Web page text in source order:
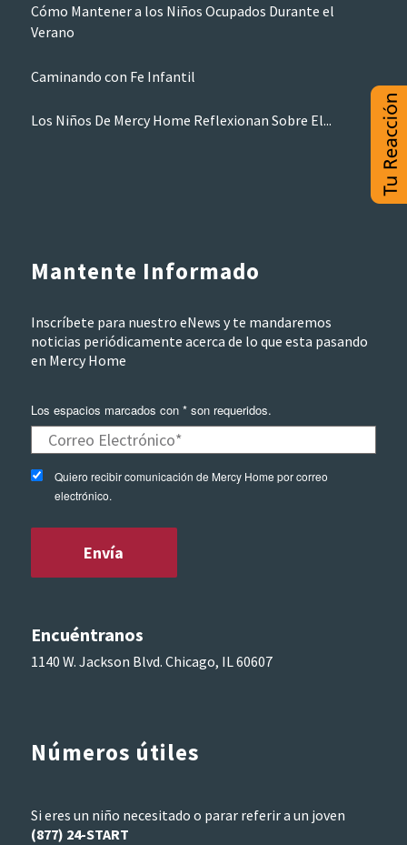
Cómo Mantener a los Niños Ocupados Durante el
Verano
Caminando con Fe Infantil
Los Niños De Mercy Home Reflexionan Sobre El...
Mantente Informado
Inscríbete para nuestro eNews y te mandaremos
noticias periódicamente acerca de lo que esta pasando
en Mercy Home
Los espacios marcados con * son requeridos.
Quiero recibir comunicación de Mercy Home por correo
electrónico.
Encuéntranos
1140 W. Jackson Blvd. Chicago, IL 60607
Números útiles
Si eres un niño necesitado o parar referir a un joven
(877) 24-START